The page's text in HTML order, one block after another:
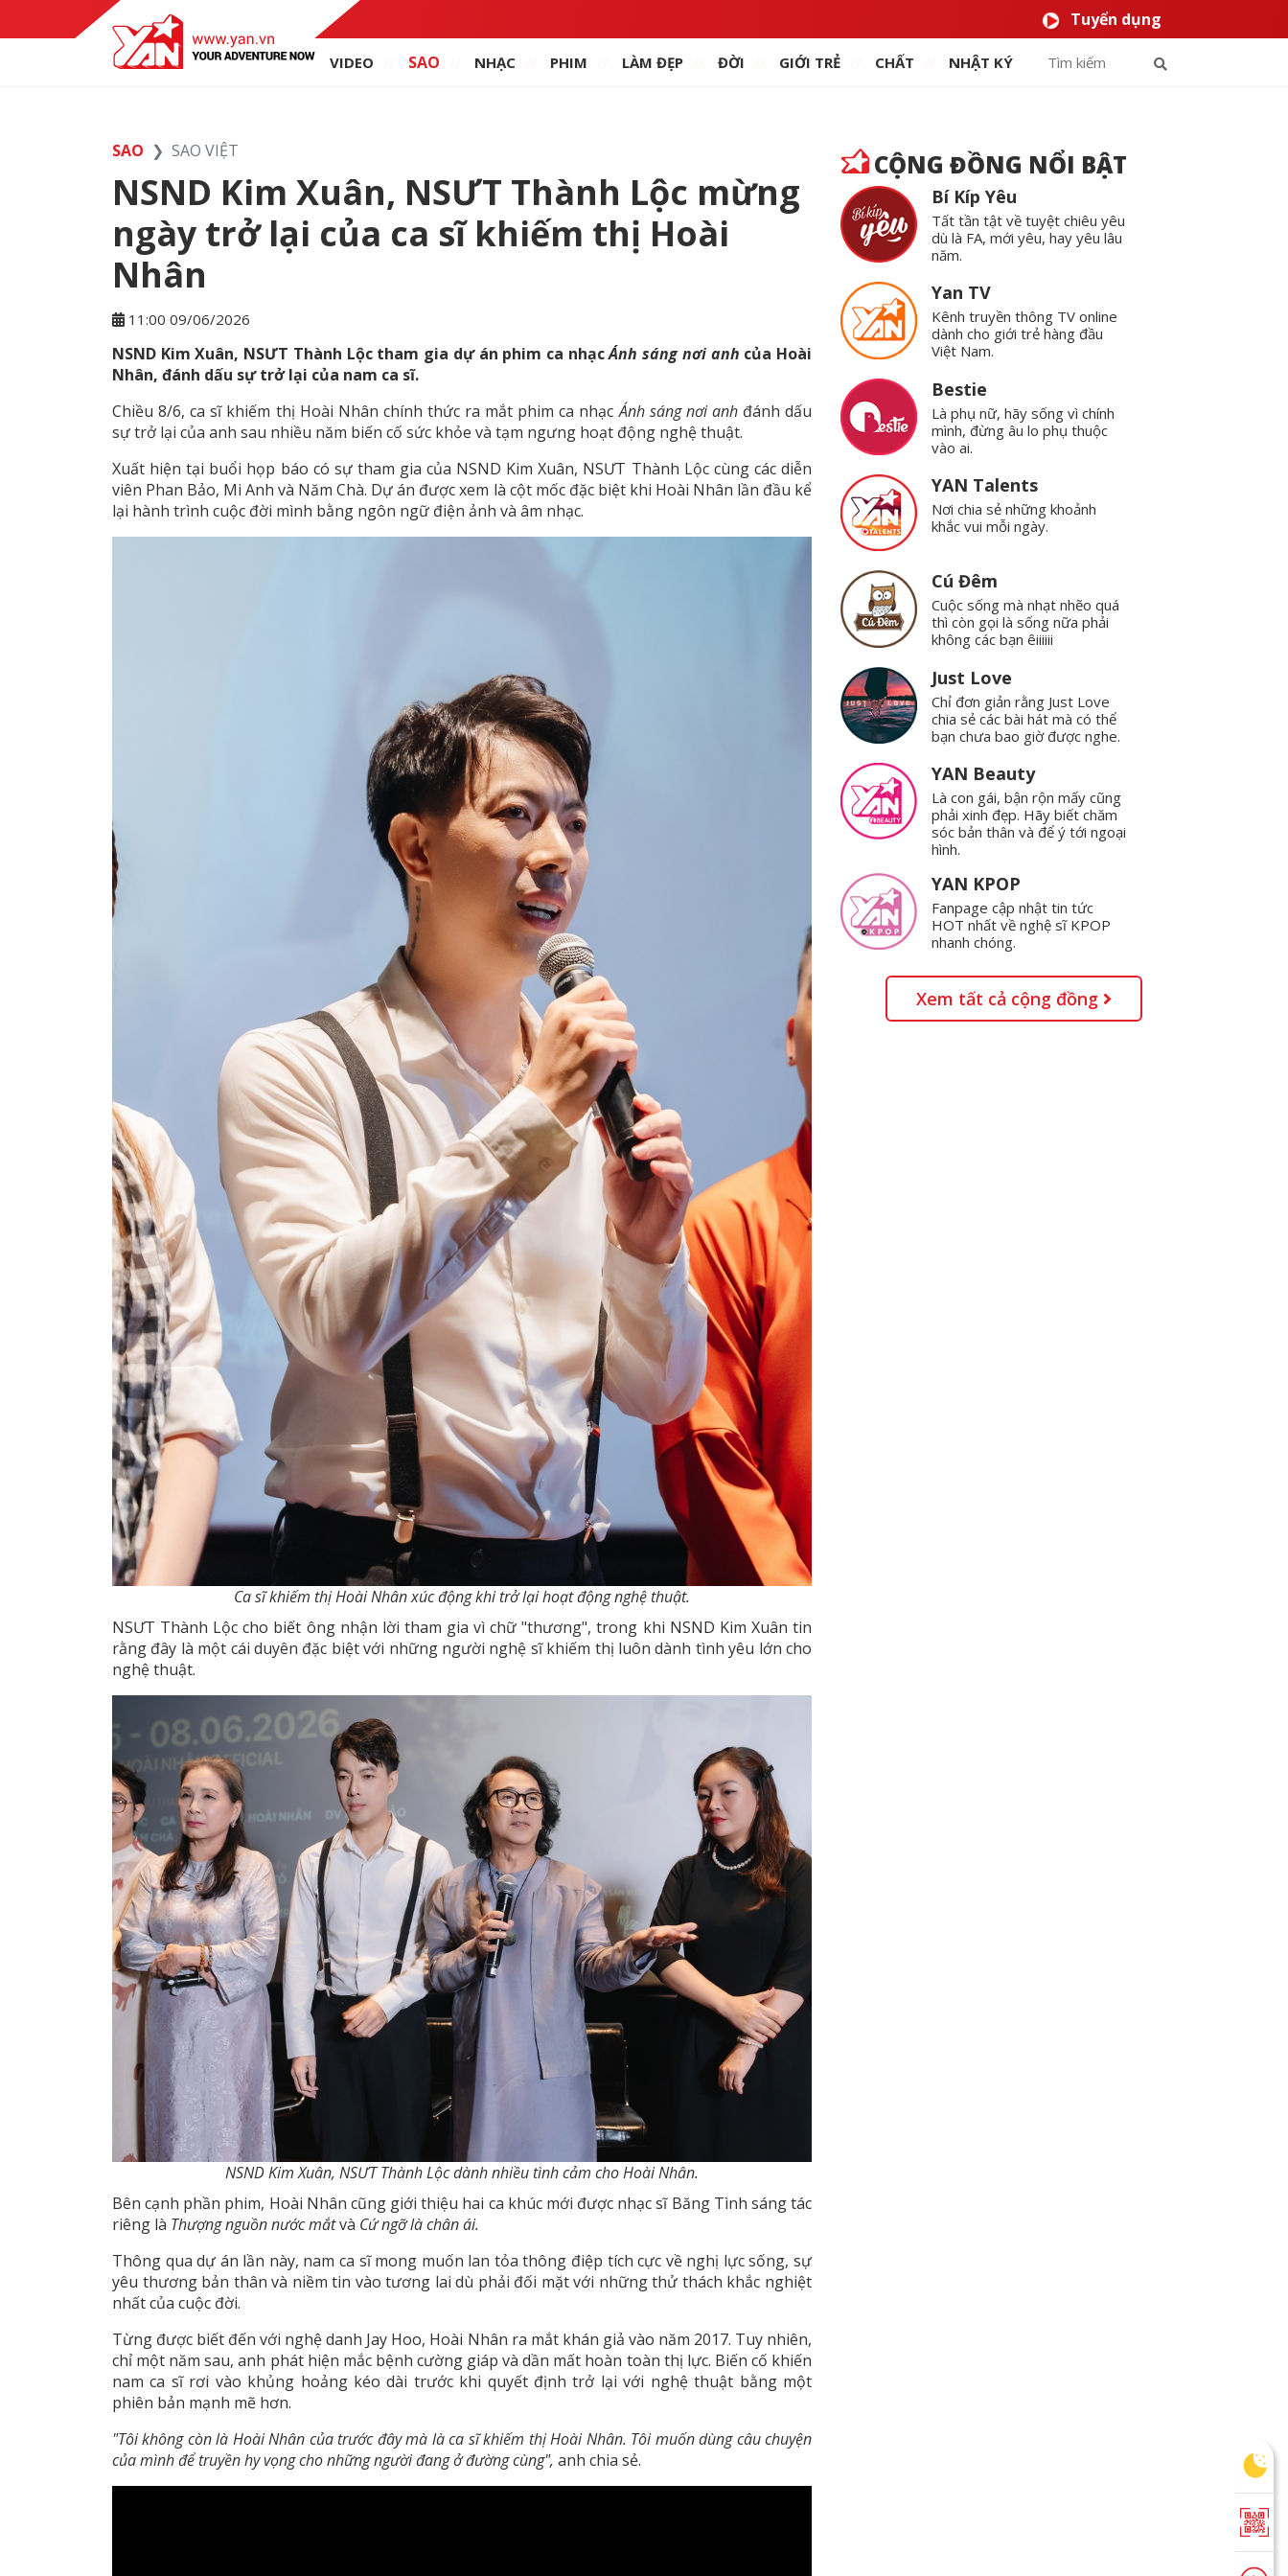
Tuyển dụng
VIDEO SAO NHẠC PHIM LÀM ĐẸP ĐỜI GIỚI TRẺ CHẤT NHẬT KÝ
SAO SAO VIỆT
NSND Kim Xuân, NSƯT Thành Lộc mừng
ngày trở lại của ca sĩ khiếm thị Hoài
Nhân
11:00 09/06/2026
NSND Kim Xuân, NSƯT Thành Lộc tham gia dự án phim ca nhạcÁnh sáng nơi anh của Hoài
Nhân, đánh dấu sự trở lại của nam ca sĩ.
Chiều 8/6, ca sĩ khiếm thị Hoài Nhân chính thức ra mắt phim ca nhạc Ánh sáng nơi anhđánh dấu
sự trở lại của anh sau nhiều năm biến cố sức khỏe và tạm ngưng hoạt động nghệ thuật.
Xuất hiện tại buổi họp báo có sự tham gia của NSND Kim Xuân, NSƯT Thành Lộc cùng các diễn
viên Phan Bảo, Mi Anh và Năm Chà. Dự án được xem là cột mốc đặc biệt khi Hoài Nhân lần đầu kể
lại hành trình cuộc đời mình bằng ngôn ngữ điện ảnh và âm nhạc.
Ca sĩ khiếm thị Hoài Nhân xúc động khi trở lại hoạt động nghệ thuật.
NSƯT Thành Lộc cho biết ông nhận lời tham gia vì chữ "thương", trong khi NSND Kim Xuân tin
rằng đây là một cái duyên đặc biệt với những người nghệ sĩ khiếm thị luôn dành tình yêu lớn cho
nghệ thuật.
NSND Kim Xuân, NSƯT Thành Lộc dành nhiều tình cảm cho Hoài Nhân.
Bên cạnh phần phim, Hoài Nhân cũng giới thiệu hai ca khúc mới được nhạc sĩ Băng Tình sáng tác
riêng là Thượng nguồn nước mắtvà Cứ ngỡ là chân ái.
Thông qua dự án lần này, nam ca sĩ mong muốn lan tỏa thông điệp tích cực về nghị lực sống, sự
yêu thương bản thân và niềm tin vào tương lai dù phải đối mặt với những thử thách khắc nghiệt
nhất của cuộc đời.
Từng được biết đến với nghệ danh Jay Hoo, Hoài Nhân ra mắt khán giả vào năm 2017. Tuy nhiên,
chỉ một năm sau, anh phát hiện mắc bệnh cường giáp và dần mất hoàn toàn thị lực. Biến cố khiến
nam ca sĩ rơi vào khủng hoảng kéo dài trước khi quyết định trở lại với nghệ thuật bằng một
phiên bản mạnh mẽ hơn.
"Tôi không còn là Hoài Nhân của trước đây mà là ca sĩ khiếm thị Hoài Nhân. Tôi muốn dùng câu chuyện
của mình để truyền hy vọng cho những người đang ở đường cùng", anh chia sẻ.
CỘNG ĐỒNG NỔI BẬT
Bí Kíp Yêu
Tất tần tật về tuyệt chiêu yêu
dù là FA, mới yêu, hay yêu lâu
năm.
Yan TV
Kênh truyền thông TV online
dành cho giới trẻ hàng đầu
Việt Nam.
Bestie
Là phụ nữ, hãy sống vì chính
mình, đừng âu lo phụ thuộc
vào ai.
YAN Talents
Nơi chia sẻ những khoảnh
khắc vui mỗi ngày.
Cú Đêm
Cuộc sống mà nhạt nhẽo quá
thì còn gọi là sống nữa phải
không các bạn êiiiiii
Just Love
Chỉ đơn giản rằng Just Love
chia sẻ các bài hát mà có thể
bạn chưa bao giờ được nghe.
YAN Beauty
Là con gái, bận rộn mấy cũng
phải xinh đẹp. Hãy biết chăm
sóc bản thân và để ý tới ngoại
hình.
YAN KPOP
Fanpage cập nhật tin tức
HOT nhất về nghệ sĩ KPOP
nhanh chóng.
Xem tất cả cộng đồng